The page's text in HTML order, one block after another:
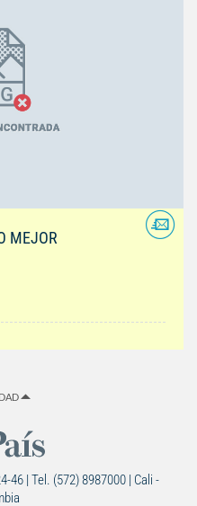
MEJOR
46 | Tel. (572) 8987000 | Cali -